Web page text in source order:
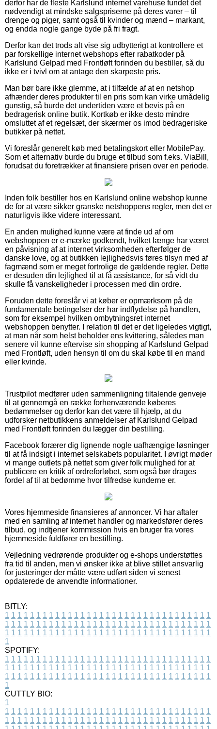
derfor har de fleste Karlslund internet varehuse fundet det
nødvendigt at mindske salgspriserne på deres varer – til
drenge og piger, samt også til kvinder og mænd – markant,
og endda nogle gange byde på fri fragt.
Derfor kan det trods alt vise sig udbytterigt at kontrollere et
par forskellige internet webshops efter rabatkoder på
Karlslund Gelpad med Frontløft forinden du bestiller, så du
ikke er i tvivl om at antage den skarpeste pris.
Man bør bare ikke glemme, at i tilfælde af at en netshop
afhænder deres produkter til en pris som kan virke umådelig
gunstig, så burde det undertiden være et bevis på en
bedragerisk online butik. Kortkøb er ikke desto mindre
omsluttet af et regelsæt, der skærmer os imod bedrageriske
butikker på nettet.
Vi foreslår generelt køb med betalingskort eller MobilePay.
Som et alternativ burde du bruge et tilbud som f.eks. ViaBill,
forudsat du foretrækker at finansiere prisen over en periode.
Inden folk bestiller hos en Karlslund online webshop kunne
de for at være sikker granske netshoppens regler, men det er
naturligvis ikke videre interessant.
En anden mulighed kunne være at finde ud af om
webshoppen er e-mærke godkendt, hvilket længe har været
en påvisning af at internet virksomheden efterfølger de
danske love, og at butikken lejlighedsvis føres tilsyn med af
fagmænd som er meget fortrolige de gældende regler. Dette
er desuden din lejlighed til at få assistance, for så vidt du
skulle få vanskeligheder i processen med din ordre.
Foruden dette foreslår vi at køber er opmærksom på de
fundamentale betingelser der har indflydelse på handlen,
som for eksempel hvilken ombytningsret internet
webshoppen benytter. I relation til det er det ligeledes vigtigt,
at man når som helst beholder ens kvittering, således man
senere vil kunne eftervise sin shopping af Karlslund Gelpad
med Frontløft, uden hensyn til om du skal købe til en mand
eller kvinde.
Trustpilot medfører uden sammenligning tiltalende genveje
til at gennemgå en række forhenværende køberes
bedømmelser og derfor kan det være til hjælp, at du
udforsker netbutikkens anmeldelser af Karlslund Gelpad
med Frontløft forinden du lægger din bestilling.
Facebook forærer dig lignende nogle uafhængige løsninger
til at få indsigt i internet selskabets popularitet. I øvrigt møder
vi mange outlets på nettet som giver folk mulighed for at
publicere en kritik af ordreforløbet, som også bør drages
fordel af til at bedømme hvor tilfredse kunderne er.
Vores hjemmeside finansieres af annoncer. Vi har aftaler
med en samling af internet handler og markedsfører deres
tilbud, og indtjener kommission hvis en bruger fra vores
hjemmeside fuldfører en bestilling.
Vejledning vedrørende produkter og e-shops understøttes
fra tid til anden, men vi ønsker ikke at blive stillet ansvarlig
for justeringer der måtte være udført siden vi senest
opdaterede de anvendte informationer.
BITLY:
1 1 1 1 1 1 1 1 1 1 1 1 1 1 1 1 1 1 1 1 1 1 1 1 1 1 1 1 1 1 1 1 1
1 1 1 1 1 1 1 1 1 1 1 1 1 1 1 1 1 1 1 1 1 1 1 1 1 1 1 1 1 1 1 1 1
1 1 1 1 1 1 1 1 1 1 1 1 1 1 1 1 1 1 1 1 1 1 1 1 1 1 1 1 1 1 1 1 1
1
SPOTIFY:
1 1 1 1 1 1 1 1 1 1 1 1 1 1 1 1 1 1 1 1 1 1 1 1 1 1 1 1 1 1 1 1 1
1 1 1 1 1 1 1 1 1 1 1 1 1 1 1 1 1 1 1 1 1 1 1 1 1 1 1 1 1 1 1 1 1
1 1 1 1 1 1 1 1 1 1 1 1 1 1 1 1 1 1 1 1 1 1 1 1 1 1 1 1 1 1 1 1 1
1
CUTTLY BIO:
1
1 1 1 1 1 1 1 1 1 1 1 1 1 1 1 1 1 1 1 1 1 1 1 1 1 1 1 1 1 1 1 1 1
1 1 1 1 1 1 1 1 1 1 1 1 1 1 1 1 1 1 1 1 1 1 1 1 1 1 1 1 1 1 1 1 1